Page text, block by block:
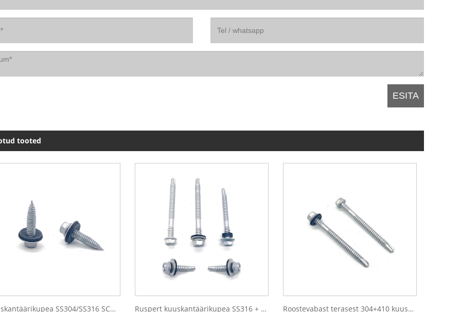
tooted
Kuuskantäärikupea SS304/SS316 SCM410 isekeermestavad bimetallist kruvid EPDM seibiga Ruspert kuuskantäärikupea SS316 + SCM435 isepuuriv kahe metallist kruvi Roostevabast terasest 304+410 kuuskantäärikuga puurimiskruvi EPDM-seibiga